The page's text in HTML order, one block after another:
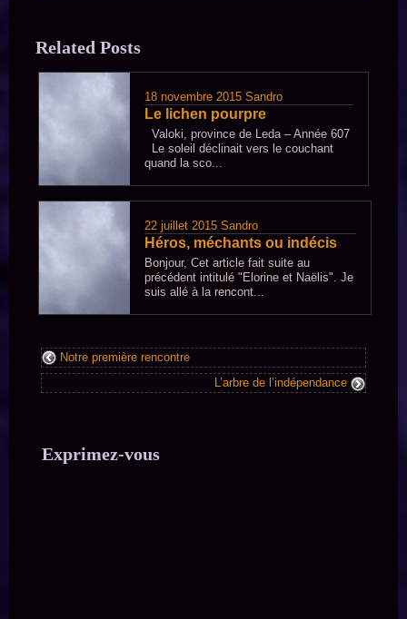
Related Posts
18 novembre 2015 Sandro
Le lichen pourpre
Valoki, province de Leda – Année 607
Le soleil déclinait vers le couchant
quand la sco...
22 juillet 2015 Sandro
Héros, méchants ou indécis
Bonjour, Cet article fait suite au
précédent intitulé "Elorine et Naëlis". Je
suis allé à la rencont...
Notre première rencontre
L’arbre de l’indépendance
Exprimez-vous